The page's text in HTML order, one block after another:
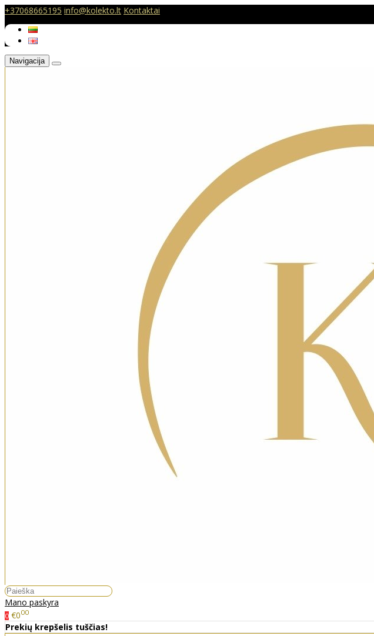
+37068665195 info@kolekto.lt Kontaktai
Navigacija
Mano paskyra
0 €000
Prekių krepšelis tuščias!